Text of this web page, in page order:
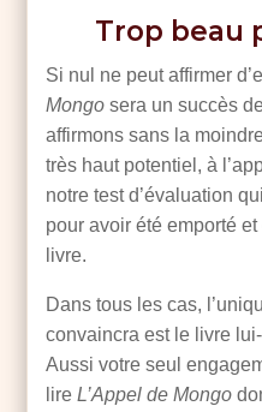
Trop beau
Si nul ne peut affirmer
Mongo sera un succès
affirmons sans la
très haut potentiel, à
notre test d’évaluation
pour avoir été emporté
livre.
Dans tous les cas,
convaincra est le livre
Aussi votre seul
lireL’Appel de Mongo